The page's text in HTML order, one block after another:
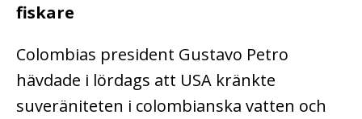
fiskare
Colombias president Gustavo Petro
hävdade i lördags att USA kränkte
suveräniteten i colombianska vatten och